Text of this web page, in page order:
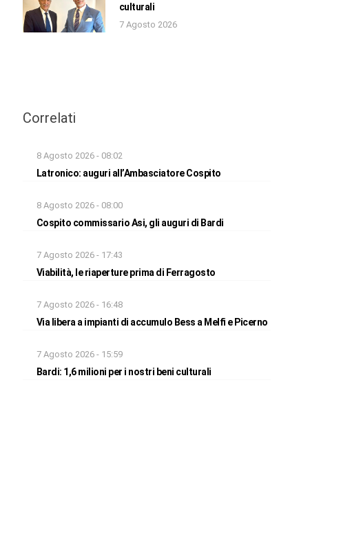
culturali
7 Agosto 2026
Correlati
8 Agosto 2026 - 08:02
Latronico: auguri all’Ambasciatore Cospito
8 Agosto 2026 - 08:00
Cospito commissario Asi, gli auguri di Bardi
7 Agosto 2026 - 17:43
Viabilità, le riaperture prima di Ferragosto
7 Agosto 2026 - 16:48
Via libera a impianti di accumulo Bess a Melfi e Picerno
7 Agosto 2026 - 15:59
Bardi: 1,6 milioni per i nostri beni culturali